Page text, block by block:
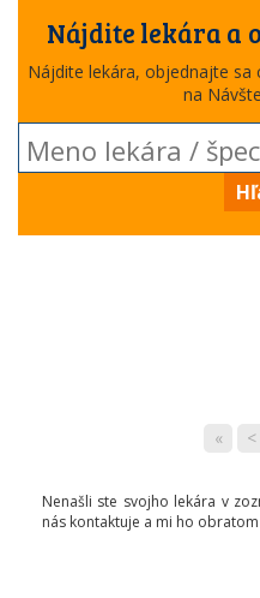
Nájdite lekára a
Nájdite lekára, objednajte sa
na
« <
Nenašli ste svojho lekára v
nás kontaktuje a mi ho